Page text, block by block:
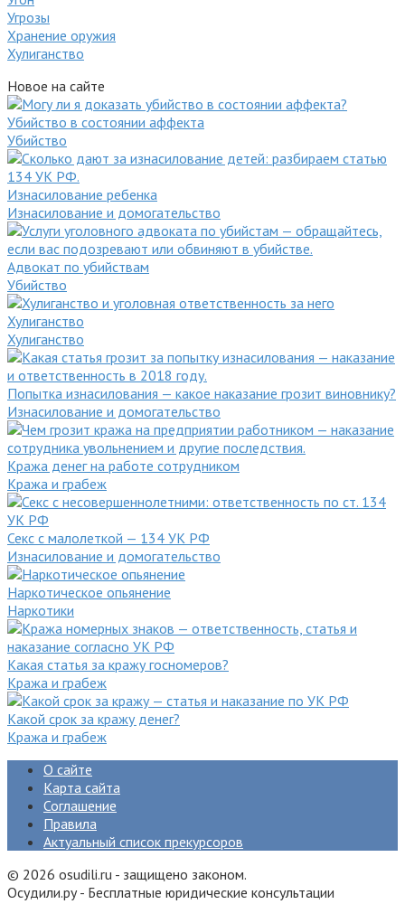
Угрозы
Хранение оружия
Хулиганство
Новое на сайте
Убийство в состоянии аффекта
Убийство
Изнасилование ребенка
Изнасилование и домогательство
Адвокат по убийствам
Убийство
Хулиганство
Хулиганство
Попытка изнасилования — какое наказание грозит виновнику?
Изнасилование и домогательство
Кража денег на работе сотрудником
Кража и грабеж
Секс с малолеткой — 134 УК РФ
Изнасилование и домогательство
Наркотическое опьянение
Наркотики
Какая статья за кражу госномеров?
Кража и грабеж
Какой срок за кражу денег?
Кража и грабеж
О сайте
Карта сайта
Соглашение
Правила
Актуальный список прекурсоров
© 2026 osudili.ru - защищено законом.
Осудили.ру - Бесплатные юридические консультации